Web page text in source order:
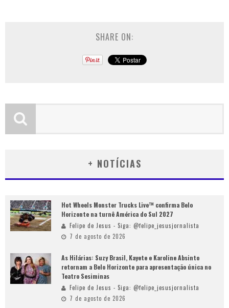
SHARE ON:
+ NOTÍCIAS
Hot Wheels Monster Trucks Live™ confirma Belo
Horizonte na turnê América do Sul 2027
Felipe de Jesus - Siga: @felipe_jesusjornalista
7 de agosto de 2026
As Hilárias: Suzy Brasil, Kayete e Karoline Absinto
retornam a Belo Horizonte para apresentação única no
Teatro Sesiminas
Felipe de Jesus - Siga: @felipe_jesusjornalista
7 de agosto de 2026